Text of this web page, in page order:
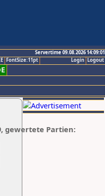
Servertime 09.08.2026 14:09:01
Logout
Login
FontSize:11pt
gewertete Partien: